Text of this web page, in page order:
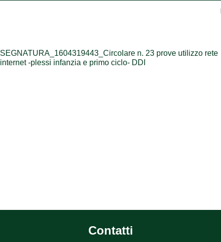
SEGNATURA_1604319443_Circolare n. 23 prove utilizzo rete
internet -plessi infanzia e primo ciclo- DDI
Contatti